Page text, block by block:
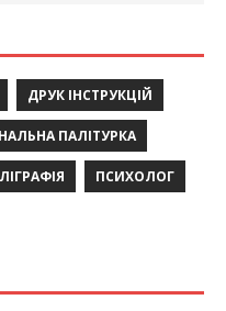
ДРУК ІНСТРУКЦІЙ
ПАЛІТУРКА
ПСИХОЛОГ